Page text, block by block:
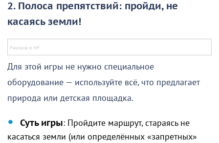
2. Полоса препятствий: пройди, не
касаясь земли!
Для этой игры не нужно специальное
оборудование — используйте всё, что предлагает
природа или детская площадка.
Суть игры: Пройдите маршрут, стараясь не
касаться земли (или определённых «запретных»